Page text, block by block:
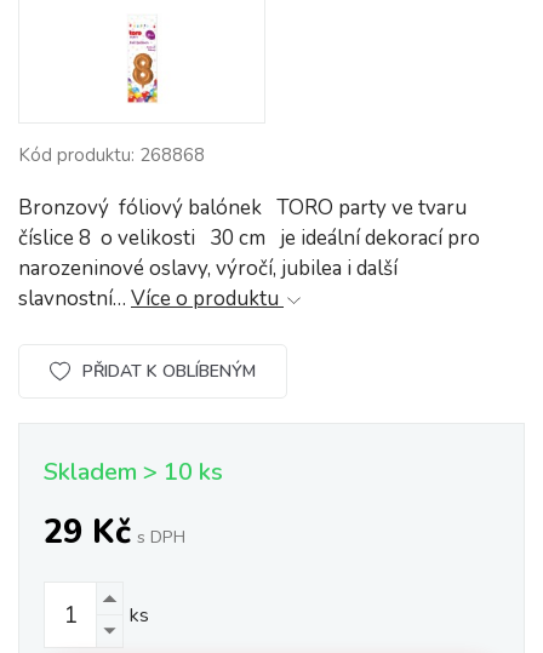
Kód produktu: 268868
Bronzový fóliový balónek TORO party ve tvaru
číslice 8 o velikosti 30 cm je ideální dekorací pro
narozeninové oslavy, výročí, jubilea i další
slavnostní… Více o produktu
PŘIDAT K OBLÍBENÝM
Skladem > 10 ks
29 Kč s DPH
ks